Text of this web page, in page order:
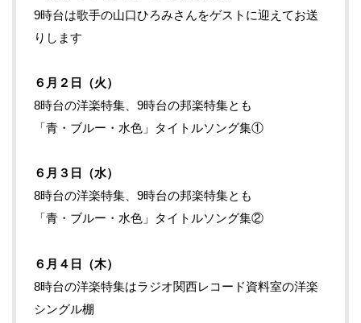
9時台は歌手の山口ひろみさんをゲストに迎えてお送
りします
６月２ 日（火）
8時台の洋楽特集、9時台の邦楽特集とも
「青・ブルー・水色」タイトルソング集①
６月３日（水）
8時台の洋楽特集、9時台の邦楽特集とも
「青・ブルー・水色」タイトルソング集②
６月４日（木）
8時台の洋楽特集はラジオ関西レコード資料室の洋楽
シングル棚